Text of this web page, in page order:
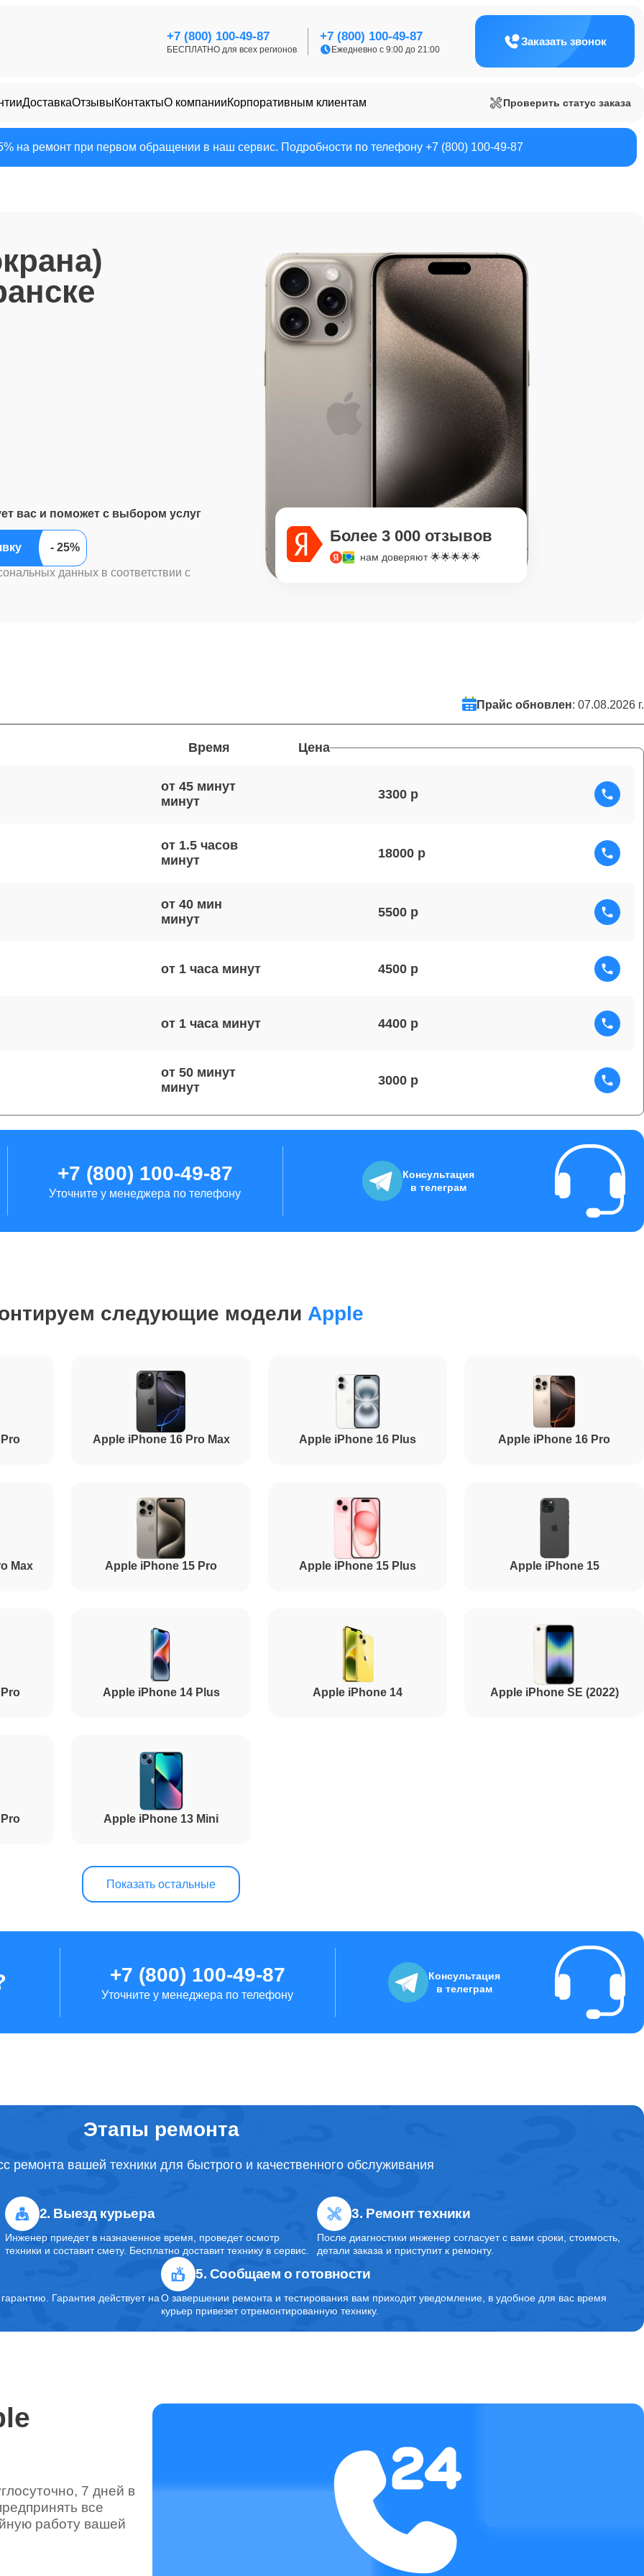
+7 (800) 100-49-87
БЕСПЛАТНО для всех регионов
+7 (800) 100-49-87
Ежедневно с 9:00 до 21:00
Заказать звонок
ДоставкаОтзывыКонтактыО компанииКорпоративным клиентам Проверить статус заказа
на ремонт при первом обращении в наш сервис. Подробности по телефону +7 (800) 100-49-87
вас и поможет с выбором услуг
заявку
данных в соответствии с
Более 3 000 отзывов
нам доверяют 🌟🌟🌟🌟🌟
Прайс обновлен: 07.08.2026 г.
Время Цена
от 45 минут
3300
от 1.5 часов
18000
от 40 мин
5500
от 1 часа 4500
от 1 часа 4400
от 50 минут
3000
от 60 минут
от 1 часа 2200
от 1 часа 7200
от 1 часа
от 1.5 часов
от 1.5 часов
от 60 минут
от 80 минут
от 2 часов
7500
от 30 минут
2700
+7 (800) 100-49-87
Уточните у менеджера по телефону
Консультация
в телеграм
следующие модели Apple
Apple iPhone 16 Pro Max Apple iPhone 16 Plus Apple iPhone 16 Pro
Max Apple iPhone 15 Pro Apple iPhone 15 Plus Apple iPhone 15
Apple iPhone 14 Plus Apple iPhone 14 Apple iPhone SE (2022)
Apple iPhone 13 Mini
Показать остальные
+7 (800) 100-49-87
Уточните у менеджера по телефону
Консультация
в телеграм
Этапы ремонта
ремонта вашей техники для быстрого и качественного обслуживания
2. Выезд курьера
Инженер приедет в назначенное время, проведет осмотр
техники и составит смету. Бесплатно доставит технику в сервис.
3. Ремонт техники
После диагностики инженер согласует с вами сроки, стоимость,
детали заказа и приступит к ремонту.
Гарантия действует на
5. Сообщаем о готовности
О завершении ремонта и тестирования вам приходит уведомление, в удобное для вас время
курьер привезет отремонтированную технику.
7 дней в
все
работу вашей